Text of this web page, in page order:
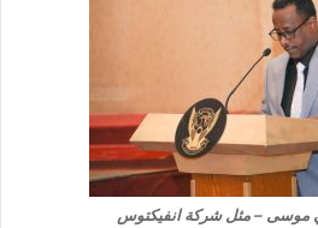
موسى – مثل شركة انفيكتوس